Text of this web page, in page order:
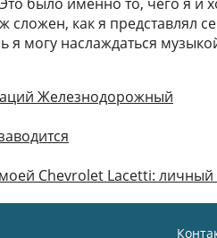
сложен, как я представлял
я могу наслаждаться
Железнодорожный
Chevrolet Lacetti: